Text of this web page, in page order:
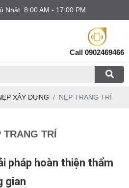
Nhật: 8:00 AM - 17:00 PM
Call 0902469466
XÂY DỰNG NẸP TRANG TRÍ
TRANG TRÍ
pháp hoàn thiện thẩm
gian